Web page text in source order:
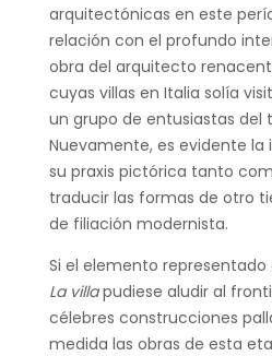
arquitectónicas en este
relación con el profundo
obra del arquitecto
cuyas villas en Italia solía
un grupo de entusiastas del
Nuevamente, es evidente la
su praxis pictórica tanto
traducir las formas de otro
de filiación modernista.
Si el elemento
La villapudiese aludir al
célebres construcciones
medida las obras de esta